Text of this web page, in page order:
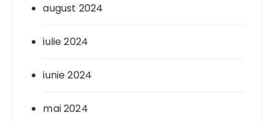
august 2024
iulie 2024
iunie 2024
mai 2024